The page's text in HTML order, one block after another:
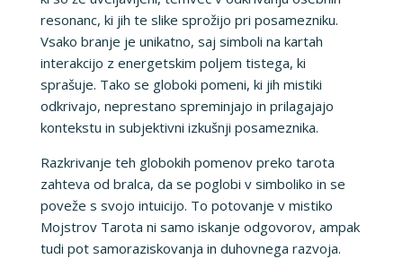
resonanc, ki jih te slike sprožijo pri posamezniku.
Vsako branje je unikatno, saj simboli na kartah
interakcijo z energetskim poljem tistega, ki
sprašuje. Tako se globoki pomeni, ki jih mistiki
odkrivajo, neprestano spreminjajo in prilagajajo
kontekstu in subjektivni izkušnji posameznika.
Razkrivanje teh globokih pomenov preko tarota
zahteva od bralca, da se poglobi v simboliko in se
poveže s svojo intuicijo. To potovanje v mistiko
Mojstrov Tarota ni samo iskanje odgovorov, ampak
tudi pot samoraziskovanja in duhovnega razvoja.